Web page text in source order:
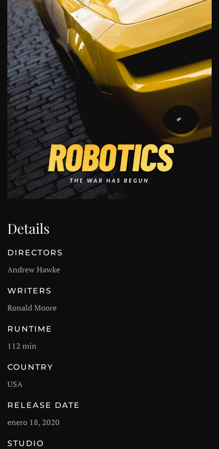
Details
DIRECTORS
Andrew Hawke
WRITERS
Ronald Moore
RUNTIME
112 min
COUNTRY
USA
RELEASE DATE
enero 18, 2020
STUDIO